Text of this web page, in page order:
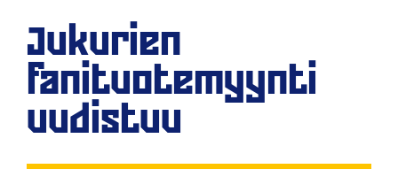
Jukurien
fanituotemyynti
uudistuu